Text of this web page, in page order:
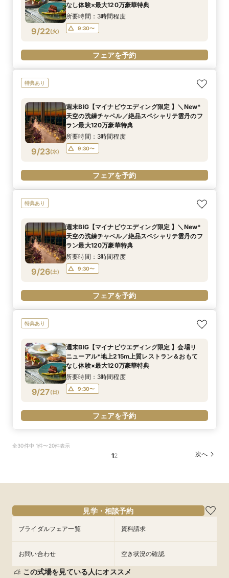
9/22(火)
なし体験×最大120万豪華特典
所要時間：3時間程度
9:30〜
フェアを予約
特典あり
9/23(水)
週末BIG【マイナビウエディング限定 】＼New*
天空の洗練チャペル／絶品スペシャリテ雲丹のフ
ラン最大120万豪華特典
所要時間：3時間程度
9:30〜
フェアを予約
特典あり
9/26(土)
週末BIG【マイナビウエディング限定 】＼New*
天空の洗練チャペル／絶品スペシャリテ雲丹のフ
ラン最大120万豪華特典
所要時間：3時間程度
9:30〜
フェアを予約
特典あり
9/27(日)
週末BIG【マイナビウエディング限定 】会場リ
ニューアル*地上215m上質レストラン＆おもて
なし体験×最大120万豪華特典
所要時間：3時間程度
9:30〜
フェアを予約
全30件中 1件〜20件表示
12 次へ
見学・相談予約
ブライダルフェア一覧 資料請求
お問い合わせ 空き状況の確認
この式場を見ている人にオススメ